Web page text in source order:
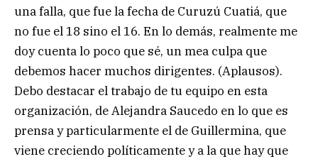
una falla, que fue la fecha de Curuzú Cuatiá, que
no fue el 18 sino el 16. En lo demás, realmente me
doy cuenta lo poco que sé, un mea culpa que
debemos hacer muchos dirigentes. (Aplausos).
Debo destacar el trabajo de tu equipo en esta
organización, de Alejandra Saucedo en lo que es
prensa y particularmente el de Guillermina, que
viene creciendo políticamente y a la que hay que